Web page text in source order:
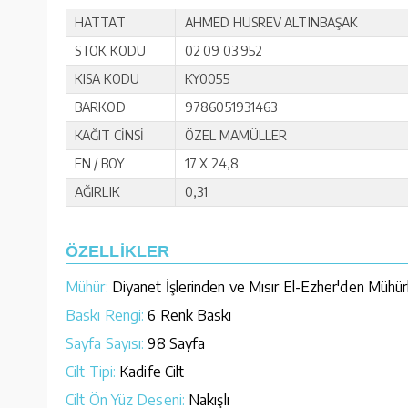
HATTAT
AHMED HUSREV ALTINBAŞAK
STOK KODU
02 09 03 952
KISA KODU
KY0055
BARKOD
9786051931463
KAĞIT CİNSİ
ÖZEL MAMÜLLER
EN / BOY
17 X 24,8
AĞIRLIK
0,31
ÖZELLİKLER
Mühür: Diyanet İşlerinden ve Mısır El-Ezher'den
Baskı Rengi: 6 Renk Baskı
Sayfa Sayısı: 98 Sayfa
Cilt Tipi: Kadife Cilt
Cilt Ön Yüz Deseni: Nakışlı